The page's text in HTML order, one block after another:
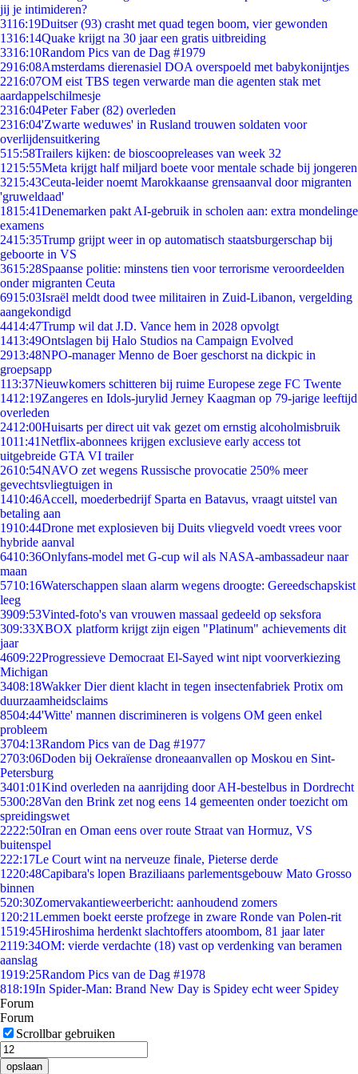
jij je intimideren?
3116:19Duitser (93) crasht met quad tegen boom, vier gewonden
1316:14Quake krijgt na 30 jaar een gratis uitbreiding
3316:10Random Pics van de Dag #1979
2916:08Amsterdams dierenasiel DOA overspoeld met babykonijntjes
2216:07OM eist TBS tegen verwarde man die agenten stak met
aardappelschilmesje
2316:04Peter Faber (82) overleden
2316:04'Zwarte weduwes' in Rusland trouwen soldaten voor
overlijdensuitkering
515:58Trailers kijken: de bioscoopreleases van week 32
1215:55Meta krijgt half miljard boete voor mentale schade bij jongeren
3215:43Ceuta-leider noemt Marokkaanse grensaanval door migranten
'gruweldaad'
1815:41Denemarken pakt AI-gebruik in scholen aan: extra mondelinge
examens
2415:35Trump grijpt weer in op automatisch staatsburgerschap bij
geboorte in VS
3615:28Spaanse politie: minstens tien voor terrorisme veroordeelden
onder migranten Ceuta
6915:03Israël meldt dood twee militairen in Zuid-Libanon, vergelding
aangekondigd
4414:47Trump wil dat J.D. Vance hem in 2028 opvolgt
1413:49Ontslagen bij Halo Studios na Campaign Evolved
2913:48NPO-manager Menno de Boer geschorst na dickpic in
groepsapp
113:37Nieuwkomers schitteren bij ruime Europese zege FC Twente
1412:19Zangeres en Idols-jurylid Jerney Kaagman op 79-jarige leeftijd
overleden
2412:00Huisarts per direct uit vak gezet om ernstig alcoholmisbruik
1011:41Netflix-abonnees krijgen exclusieve early access tot
uitgebreide GTA VI trailer
2610:54NAVO zet wegens Russische provocatie 250% meer
gevechtsvliegtuigen in
1410:46Accell, moederbedrijf Sparta en Batavus, vraagt uitstel van
betaling aan
1910:44Drone met explosieven bij Duits vliegveld voedt vrees voor
hybride aanval
6410:36Onlyfans-model met G-cup wil als NASA-ambassadeur naar
maan
5710:16Waterschappen slaan alarm wegens droogte: Gereedschapskist
leeg
3909:53Vinted-foto's van vrouwen massaal gedeeld op seksfora
309:33XBOX platform krijgt zijn eigen "Platinum" achievements dit
jaar
4609:22Progressieve Democraat El-Sayed wint nipt voorverkiezing
Michigan
3408:18Wakker Dier dient klacht in tegen insectenfabriek Protix om
duurzaamheidsclaims
8504:44'Witte' mannen discrimineren is volgens OM geen enkel
probleem
3704:13Random Pics van de Dag #1977
2703:06Doden bij Oekraïense droneaanvallen op Moskou en Sint-
Petersburg
3401:01Kind overleden na aanrijding door AH-bestelbus in Dordrecht
5300:28Van den Brink zet nog eens 14 gemeenten onder toezicht om
spreidingswet
2222:50Iran en Oman eens over route Straat van Hormuz, VS
buitenspel
222:17Le Court wint na nerveuze finale, Pieterse derde
1220:48Capibara's lopen Braziliaans parlementsgebouw Mato Grosso
binnen
520:30Zomervakantieweerbericht: aanhoudend zomers
1 20:21Lemmen boekt eerste profzege in zware Ronde van Polen-rit
1519:45Hiroshima herdenkt slachtoffers atoombom, 81 jaar later
2119:34OM: vierde verdachte (18) vast op verdenking van beramen
aanslag
1919:25Random Pics van de Dag #1978
818:19In Spider-Man: Brand New Day is Spidey echt weer Spidey
Forum
Forum
Scrollbar gebruiken
opslaan